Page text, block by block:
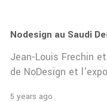
Nodesign au Saudi
Jean-Louis Frechin
de NoDesign et
5 years ago